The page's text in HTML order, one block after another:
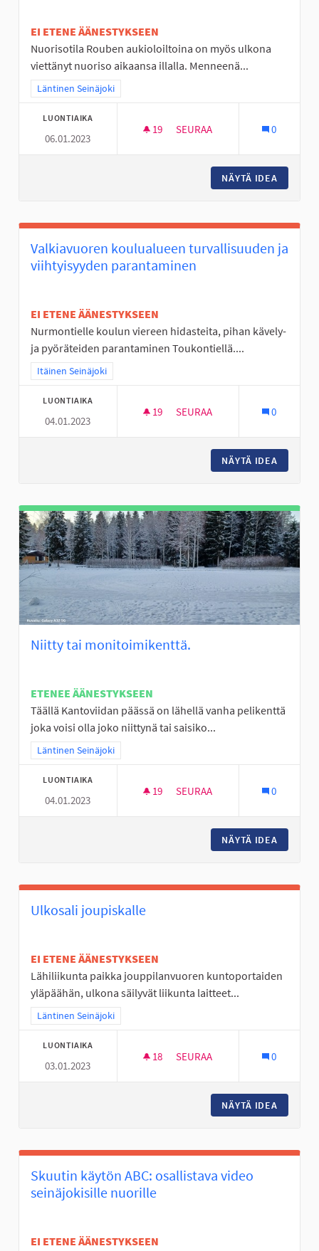
EI ETENE ÄÄNESTYKSEEN
Nuorisotila Rouben aukioloiltoina on myös ulkona
viettänyt nuoriso aikaansa illalla. Menneenä...
Rajaa tulokset teeman mukaan: Läntinen Seinäjoki
Läntinen Seinäjoki
LUONTIAIKA
06.01.2023
19 19 SEURAAJAA
SEURAA 0
NÄYTÄ IDEA
Valkiavuoren koulualueen turvallisuuden ja
viihtyisyyden parantaminen
EI ETENE ÄÄNESTYKSEEN
Nurmontielle koulun viereen hidasteita, pihan kävely-
ja pyöräteiden parantaminen Toukontiellä....
Rajaa tulokset teeman mukaan: Itäinen Seinäjoki
Itäinen Seinäjoki
LUONTIAIKA
04.01.2023
19 19 SEURAAJAA
SEURAA 0
NÄYTÄ IDEA
Niitty tai monitoimikenttä.
ETENEE ÄÄNESTYKSEEN
Täällä Kantoviidan päässä on lähellä vanha pelikenttä
joka voisi olla joko niittynä tai saisiko...
Rajaa tulokset teeman mukaan: Läntinen Seinäjoki
Läntinen Seinäjoki
LUONTIAIKA
04.01.2023
19 19 SEURAAJAA
SEURAA 0
NÄYTÄ IDEA
Ulkosali joupiskalle
EI ETENE ÄÄNESTYKSEEN
Lähiliikunta paikka jouppilanvuoren kuntoportaiden
yläpäähän, ulkona säilyvät liikunta laitteet...
Rajaa tulokset teeman mukaan: Läntinen Seinäjoki
Läntinen Seinäjoki
LUONTIAIKA
03.01.2023
18 18 SEURAAJAA
SEURAA 0
NÄYTÄ IDEA
Skuutin käytön ABC: osallistava video
seinäjokisille nuorille
EI ETENE ÄÄNESTYKSEEN